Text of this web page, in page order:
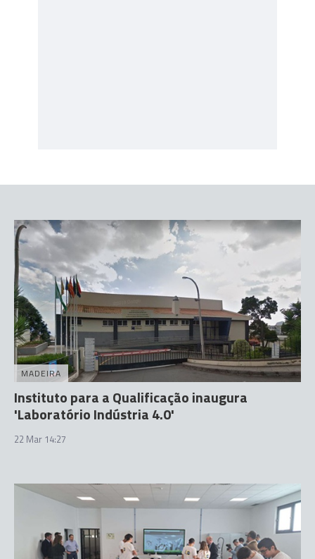
MADEIRA
Instituto para a Qualificação inaugura
'Laboratório Indústria 4.0'
22 Mar 14:27